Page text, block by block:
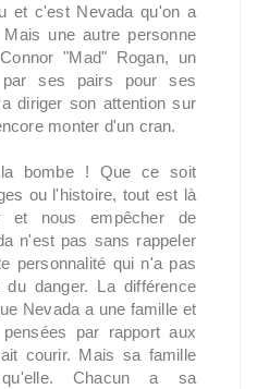
et c'est Nevada qu'on a
une autre personne
"Mad" Rogan, un
ses pairs pour ses
diriger son attention sur
monter d'un cran.
bombe ! Que ce soit
ou l'histoire, tout est là
et nous empêcher de
n'est pas sans rappeler
personnalité qui n'a pas
danger. La différence
Nevada a une famille et
par rapport aux
courir. Mais sa famille
Chacun a sa